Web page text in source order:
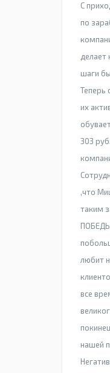
С
по
шаги
Теперь
их
303
,что
таким
любит
все
нашей